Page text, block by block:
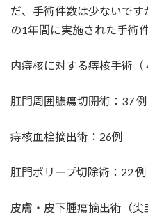
だ、手術件数は少ないで
の1年間に実施された手術
内痔核に対する痔核手術（
肛門周囲膿瘍切開術：37 例
痔核血栓摘出術：26例
肛門ポリープ切除術：22 例
皮膚・皮下腫瘍摘出術（尖